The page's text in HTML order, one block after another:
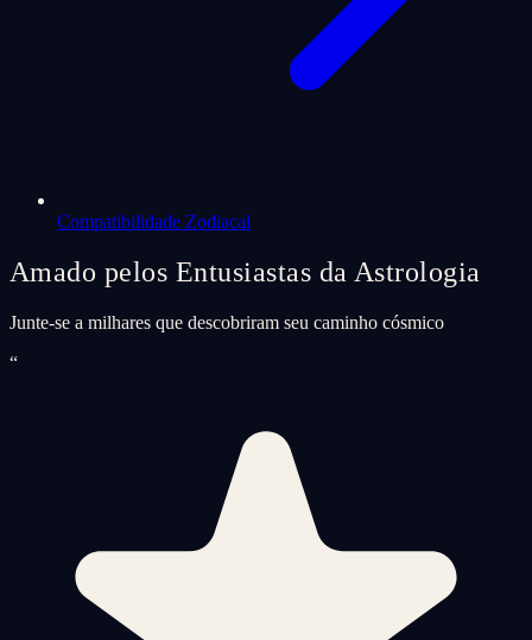
Compatibilidade Zodiacal
Amado pelos Entusiastas da Astrologia
Junte-se a milhares que descobriram seu caminho cósmico
“